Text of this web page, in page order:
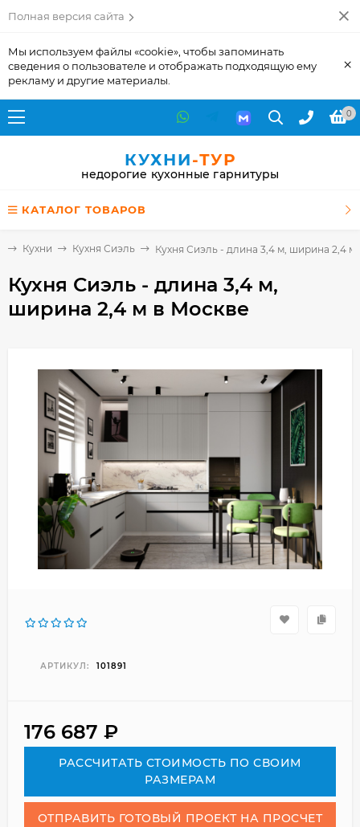
Полная версия сайта
Мы используем файлы «cookie», чтобы запоминать
сведения о пользователе и отображать подходящую ему
рекламу и другие материалы.
×
0
КУХНИ-ТУР
недорогие кухонные гарнитуры
КАТАЛОГ ТОВАРОВ
Кухни Кухня Сиэль Кухня Сиэль - длина 3,4 м, ширина 2,4 м
Кухня Сиэль - длина 3,4 м,
ширина 2,4 м в Москве
АРТИКУЛ: 101891
176 687 ₽
РАСCЧИТАТЬ СТОИМОСТЬ ПО СВОИМ
РАЗМЕРАМ
ОТПРАВИТЬ ГОТОВЫЙ ПРОЕКТ НА ПРОСЧЕТ